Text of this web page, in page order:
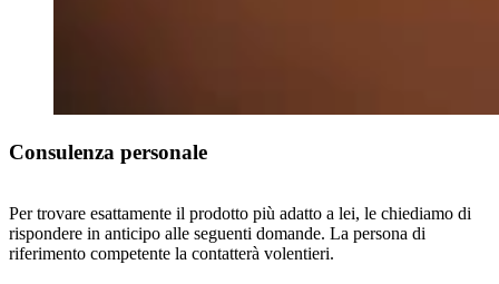
Consulenza personale
Per trovare esattamente il prodotto più adatto a lei, le chiediamo di
rispondere in anticipo alle seguenti domande. La persona di
riferimento competente la contatterà volentieri.